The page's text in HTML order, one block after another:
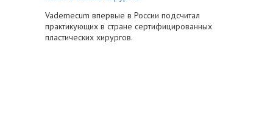
Vademecum впервые в России подсчитал
практикующих в стране сертифицированных
пластических хирургов.